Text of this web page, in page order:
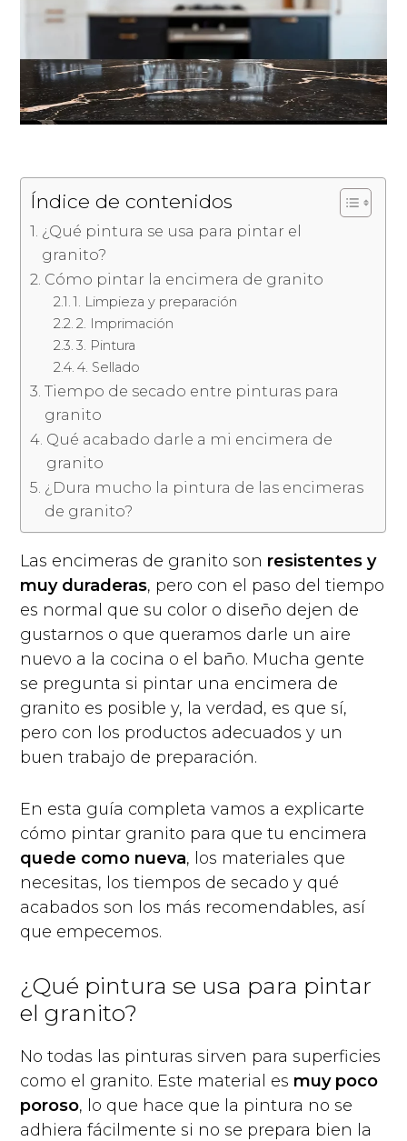
Índice de contenidos
¿Qué pintura se usa para pintar el
granito?
Cómo pintar la encimera de granito
1. Limpieza y preparación
2. Imprimación
3. Pintura
4. Sellado
Tiempo de secado entre pinturas para
granito
Qué acabado darle a mi encimera de
granito
¿Dura mucho la pintura de las encimeras
de granito?
Las encimeras de granito son resistentes y
muy duraderas, pero con el paso del tiempo
es normal que su color o diseño dejen de
gustarnos o que queramos darle un aire
nuevo a la cocina o el baño. Mucha gente
se pregunta si pintar una encimera de
granito es posible y, la verdad, es que sí,
pero con los productos adecuados y un
buen trabajo de preparación.
En esta guía completa vamos a explicarte
cómo pintar granito para que tu encimera
quede como nueva, los materiales que
necesitas, los tiempos de secado y qué
acabados son los más recomendables, así
que empecemos.
¿Qué pintura se usa para pintar
el granito?
No todas las pinturas sirven para superficies
como el granito. Este material es muy poco
poroso, lo que hace que la pintura no se
adhiera fácilmente si no se prepara bien la